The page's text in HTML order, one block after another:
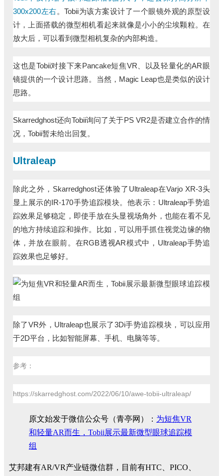
300x200左右。Tobii为该方案设计了一个眼镜外观的原型设
计，上面搭载的微型相机看起来就像是小小的尘埃颗粒。在
放大后，可以看到微型相机复杂的内部构造。
这也是Tobii对接下来Pancake短焦VR、以及轻量化的AR眼
镜提供的一个设计思路。当然，Magic Leap也是类似的设计
思路。
Skarredghost还向Tobii询问了关于PS VR2是否建立合作的情
况，Tobii暂未给出回复。
Ultraleap
除此之外，Skarredghost还体验了Ultraleap在Varjo XR-3头
显上展示的IR-170手势追踪模块。他表示：Ultraleap手势追
踪效果足够稳定，即使手放在头显视场角外，也能在看不见
的地方持续追踪和操作。比如，可以用手抓住视觉边缘的物
体，并放在眼前。在RGB透视AR模式中，Ultraleap手势追
踪效果也足够好。
除了VR外，Ultraleap也展示了3Di手势追踪模块，可以应用
于2D平台，比如智能屏幕、手机、电脑等等。
参考：
https://skarredghost.com/2022/06/10/awe-tobii-ultraleap/
原文始发于微信公众号（青亭网）： 为短焦VR
和轻量AR而生，Tobii展示最新微型眼球追踪模
组
艾邦建有AR/VR产业链微信群，目前有HTC、PICO、